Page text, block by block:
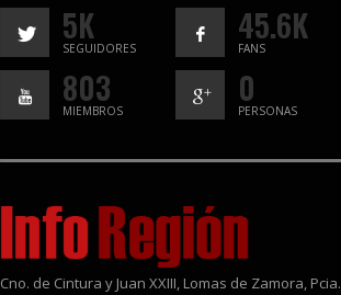
5K
SEGUIDORES
45.6K
FANS
803
MIEMBROS
0
PERSONAS
Cno. de Cintura y Juan XXIII, Lomas de Zamora, Pcia.